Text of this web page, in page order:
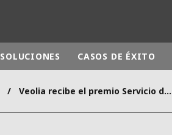
SOLUCIONES CASOS DE ÉXITO
Veolia recibe el premio Servicio del Año por su excelencia en la atención al cliente